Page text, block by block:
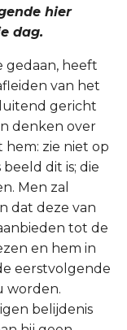
hier
dag.
gedaan, heeft
van het
gericht
denken over
hem: zie niet op
dit is; die
Men zal
dat deze van
tot de
en hem in
eerstvolgende
worden.
belijdenis